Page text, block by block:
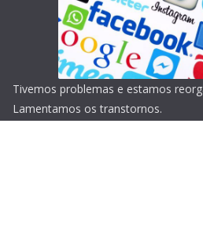
Tivemos problemas e estamos
Lamentamos os transtornos.